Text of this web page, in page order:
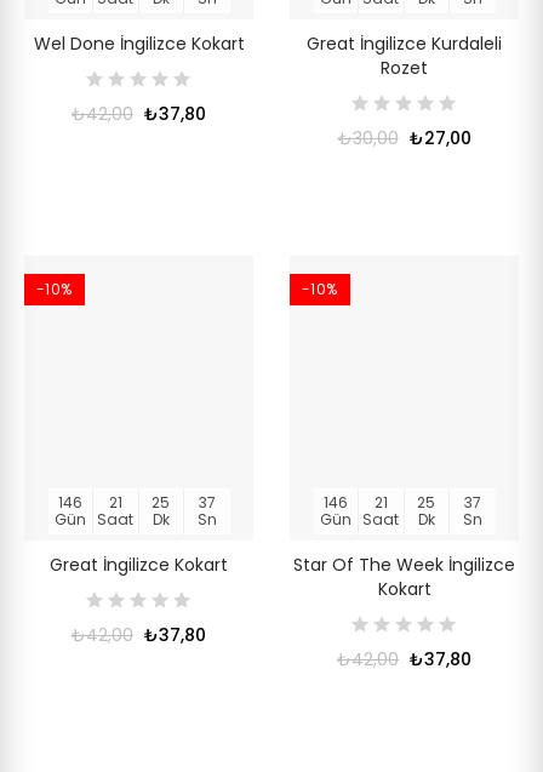
Wel Done İngilizce Kokart
₺42,00 ₺37,80
Great İngilizce Kurdaleli
Rozet
₺30,00 ₺27,00
-10%
146
Gün
21
Saat
25
Dk
36
Sn
Great İngilizce Kokart
₺42,00 ₺37,80
-10%
146
Gün
21
Saat
25
Dk
36
Sn
Star Of The Week İngilizce
Kokart
₺42,00 ₺37,80